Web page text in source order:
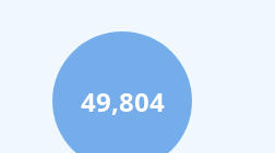
Hôtels à Nantes
Hôtels à Tours
Hôtels à Concarneau
49,804